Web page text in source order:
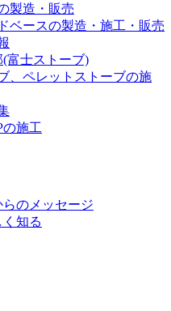
製造・販売
ベースの製造・施工・販売
富士ストーブ)
、ペレットストーブの施
の施工
のメッセージ
知る